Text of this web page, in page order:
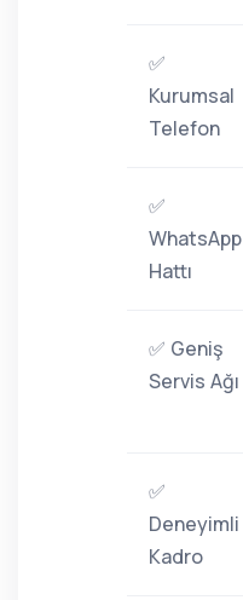
✅
Kurumsal
Telefon
✅
WhatsApp
Hattı
✅ Geniş
Servis Ağı
✅
Deneyimli
Kadro